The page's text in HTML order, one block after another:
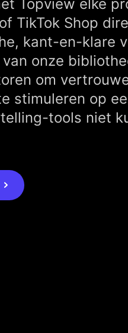
Topview elke
TikTok Shop
kant-en-klare
onze
om
stimuleren op
tools niet